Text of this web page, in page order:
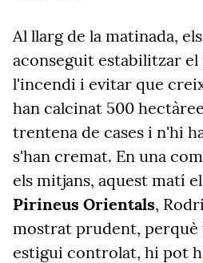
Al llarg de la matinada,
aconseguit estabilitzar
l'incendi i evitar que
han calcinat 500
trentena de cases i n'hi
s'han cremat. En una
els mitjans, aquest matí el
Pirineus Orientals,
mostrat prudent,
estigui controlat, hi pot